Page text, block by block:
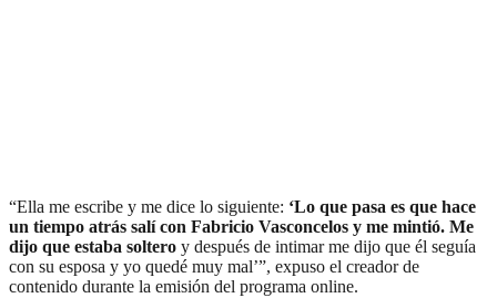
“Ella me escribe y me dice lo siguiente: ‘Lo que pasa es que hace
un tiempo atrás salí con Fabricio Vasconcelos y me mintió. Me
dijo que estaba soltero y después de intimar me dijo que él seguía
con su esposa y yo quedé muy mal’”, expuso el creador de
contenido durante la emisión del programa online.